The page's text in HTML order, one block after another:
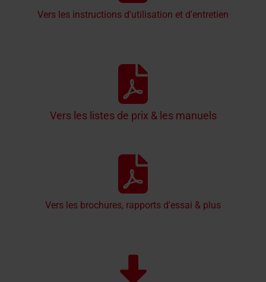
Vers les instructions d'utilisation et d'entretien
Vers les listes de prix & les manuels
Vers les brochures, rapports d'essai & plus